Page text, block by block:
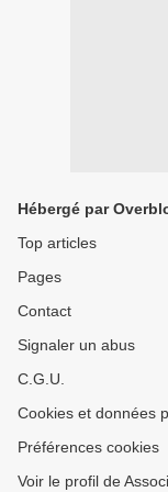
Hébergé par
Top articles
Pages
Contact
Signaler un abus
C.G.U.
Cookies et données
Préférences cookies
Voir le profil de